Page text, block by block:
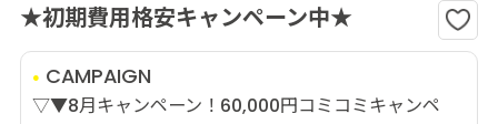
★初期費用格安キャンペーン中★
CAMPAIGN
▽▼8月キャンペーン！60,000円コミコミキャンペ